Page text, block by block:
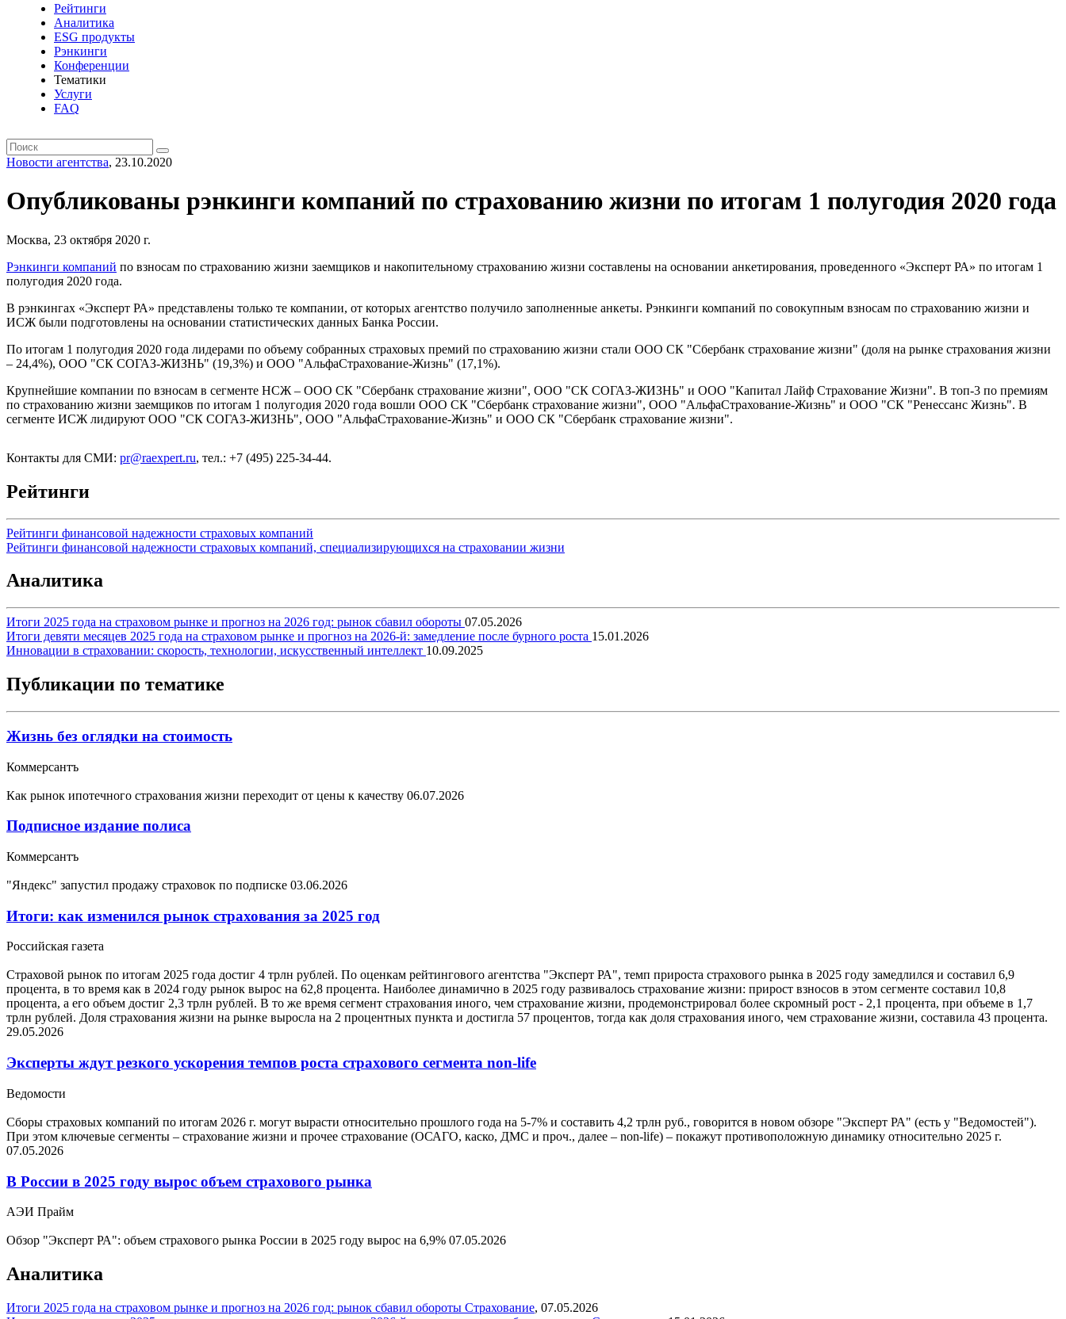
Рейтинги
Аналитика
ESG продукты
Рэнкинги
Конференции
Тематики
Услуги
FAQ
Новости агентства, 23.10.2020
Опубликованы рэнкинги компаний по страхованию жизни по итогам 1 полугодия 2020 года
Москва, 23 октября 2020 г.
Рэнкинги компаний по взносам по страхованию жизни заемщиков и накопительному страхованию жизни составлены на основании анкетирования, проведенного «Эксперт РА» по итогам 1
полугодия 2020 года.
В рэнкингах «Эксперт РА» представлены только те компании, от которых агентство получило заполненные анкеты. Рэнкинги компаний по совокупным взносам по страхованию жизни и
ИСЖ были подготовлены на основании статистических данных Банка России.
По итогам 1 полугодия 2020 года лидерами по объему собранных страховых премий по страхованию жизни стали ООО СК "Сбербанк страхование жизни" (доля на рынке страхования жизни
– 24,4%), ООО "СК СОГАЗ-ЖИЗНЬ" (19,3%) и ООО "АльфаСтрахование-Жизнь" (17,1%).
Крупнейшие компании по взносам в сегменте НСЖ – ООО СК "Сбербанк страхование жизни", ООО "СК СОГАЗ-ЖИЗНЬ" и ООО "Капитал Лайф Страхование Жизни". В топ-3 по премиям
по страхованию жизни заемщиков по итогам 1 полугодия 2020 года вошли ООО СК "Сбербанк страхование жизни", ООО "АльфаСтрахование-Жизнь" и ООО "СК "Ренессанс Жизнь". В
сегменте ИСЖ лидируют ООО "СК СОГАЗ-ЖИЗНЬ", ООО "АльфаСтрахование-Жизнь" и ООО СК "Сбербанк страхование жизни".
Контакты для СМИ: pr@raexpert.ru, тел.: +7 (495) 225-34-44.
Рейтинги
Рейтинги финансовой надежности страховых компаний
Рейтинги финансовой надежности страховых компаний, специализирующихся на страховании жизни
Аналитика
Итоги 2025 года на страховом рынке и прогноз на 2026 год: рынок сбавил обороты 07.05.2026
Итоги девяти месяцев 2025 года на страховом рынке и прогноз на 2026-й: замедление после бурного роста 15.01.2026
Инновации в страховании: скорость, технологии, искусственный интеллект 10.09.2025
Публикации по тематике
Жизнь без оглядки на стоимость
Коммерсантъ
Как рынок ипотечного страхования жизни переходит от цены к качеству 06.07.2026
Подписное издание полиса
Коммерсантъ
"Яндекс" запустил продажу страховок по подписке 03.06.2026
Итоги: как изменился рынок страхования за 2025 год
Российская газета
Страховой рынок по итогам 2025 года достиг 4 трлн рублей. По оценкам рейтингового агентства "Эксперт РА", темп прироста страхового рынка в 2025 году замедлился и составил 6,9
процента, в то время как в 2024 году рынок вырос на 62,8 процента. Наиболее динамично в 2025 году развивалось страхование жизни: прирост взносов в этом сегменте составил 10,8
процента, а его объем достиг 2,3 трлн рублей. В то же время сегмент страхования иного, чем страхование жизни, продемонстрировал более скромный рост - 2,1 процента, при объеме в 1,7
трлн рублей. Доля страхования жизни на рынке выросла на 2 процентных пункта и достигла 57 процентов, тогда как доля страхования иного, чем страхование жизни, составила 43 процента.
29.05.2026
Эксперты ждут резкого ускорения темпов роста страхового сегмента non-life
Ведомости
Сборы страховых компаний по итогам 2026 г. могут вырасти относительно прошлого года на 5-7% и составить 4,2 трлн руб., говорится в новом обзоре "Эксперт РА" (есть у "Ведомостей").
При этом ключевые сегменты – страхование жизни и прочее страхование (ОСАГО, каско, ДМС и проч., далее – non-life) – покажут противоположную динамику относительно 2025 г.
07.05.2026
В России в 2025 году вырос объем страхового рынка
АЭИ Прайм
Обзор "Эксперт РА": объем страхового рынка России в 2025 году вырос на 6,9% 07.05.2026
Аналитика
Итоги 2025 года на страховом рынке и прогноз на 2026 год: рынок сбавил обороты Страхование, 07.05.2026